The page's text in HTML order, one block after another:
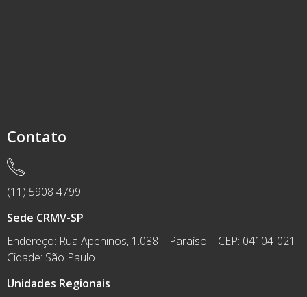
Contato
(11) 5908 4799
Sede CRMV-SP
Endereço: Rua Apeninos, 1.088 – Paraíso – CEP: 04104-021
Cidade: São Paulo
Unidades Regionais